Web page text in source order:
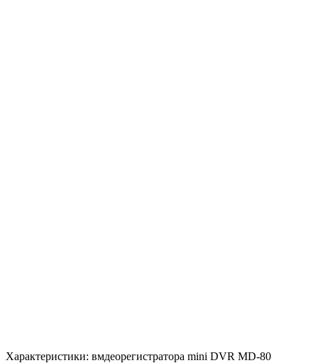
Характеристики: вмдеорегистратора mini DVR MD-80